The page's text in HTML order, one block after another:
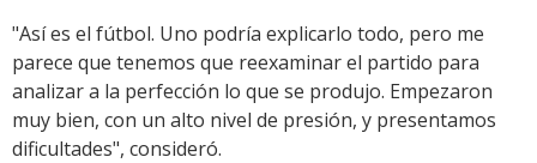
"Así es el fútbol. Uno podría explicarlo todo, pero me
parece que tenemos que reexaminar el partido para
analizar a la perfección lo que se produjo. Empezaron
muy bien, con un alto nivel de presión, y presentamos
dificultades", consideró.